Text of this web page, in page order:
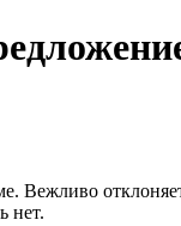
Вежливо
нет.